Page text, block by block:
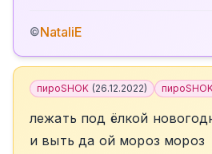
©NataliE
пироSHOK (26.12.2022)
лежать под ёлкой
и выть да ой мороз мороз